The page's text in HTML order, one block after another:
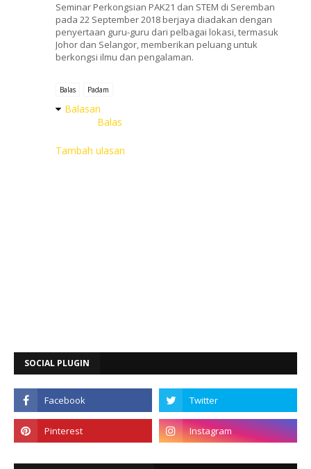
Seminar Perkongsian PAK21 dan STEM di Seremban
pada 22 September 2018 berjaya diadakan dengan
penyertaan guru-guru dari pelbagai lokasi, termasuk
Johor dan Selangor, memberikan peluang untuk
berkongsi ilmu dan pengalaman.
Balas Padam
Balasan
Balas
Tambah ulasan
SOCIAL PLUGIN